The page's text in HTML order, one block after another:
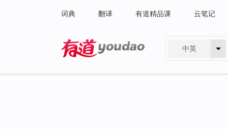
词典 翻译 有道精品课 云笔记
中英